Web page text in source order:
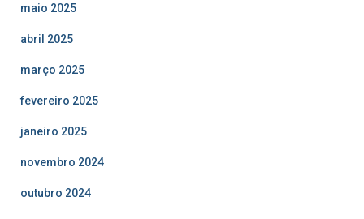
maio 2025
abril 2025
março 2025
fevereiro 2025
janeiro 2025
novembro 2024
outubro 2024